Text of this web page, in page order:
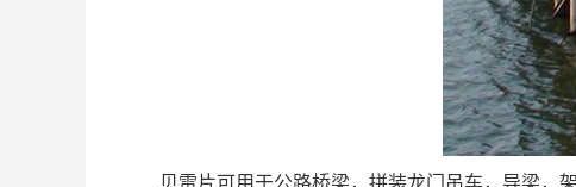
贝雷片可用于公路桥梁，拼装龙门吊车，导梁，架